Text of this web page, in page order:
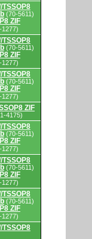
TSSOP8
(70-5611)
ZIF
1277)
TSSOP8
(70-5611)
ZIF
1277)
TSSOP8
(70-5611)
ZIF
1277)
ZIF
4175)
TSSOP8
(70-5611)
ZIF
1277)
TSSOP8
(70-5611)
ZIF
1277)
TSSOP8
(70-5611)
ZIF
1277)
TSSOP8